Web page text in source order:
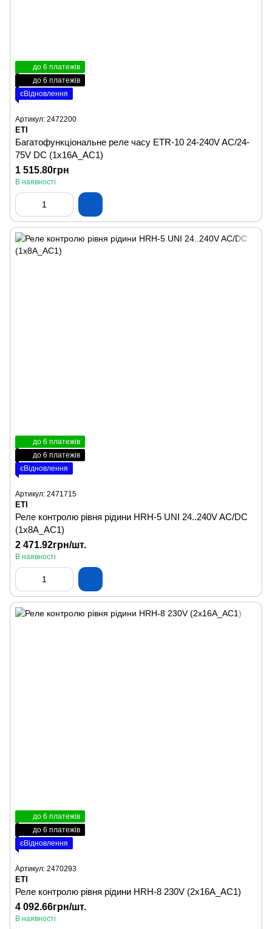
до 6 платежів
до 6 платежів
єВідновлення
Артикул: 2472200
ETI
Багатофункціональне реле часу ETR-10 24-240V AC/24-
75V DC (1x16A_AC1)
1 515.80грн
В наявності
до 6 платежів
до 6 платежів
єВідновлення
Артикул: 2471715
ETI
Реле контролю рівня рідини HRH-5 UNI 24..240V AC/DC
(1x8A_AC1)
2 471.92грн/шт.
В наявності
до 6 платежів
до 6 платежів
єВідновлення
Артикул: 2470293
ETI
Реле контролю рівня рідини HRH-8 230V (2x16A_AC1)
4 092.66грн/шт.
В наявності